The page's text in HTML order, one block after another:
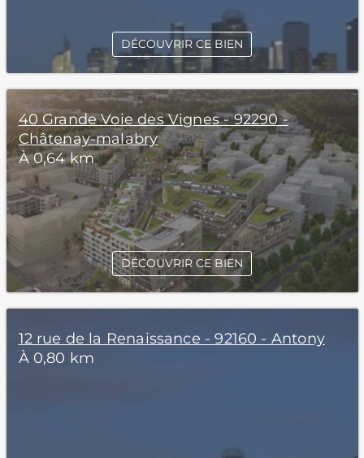
DÉCOUVRIR CE BIEN
40 Grande Voie des Vignes - 92290 -
Châtenay-malabry
À 0,64 km
DÉCOUVRIR CE BIEN
12 rue de la Renaissance - 92160 - Antony
À 0,80 km